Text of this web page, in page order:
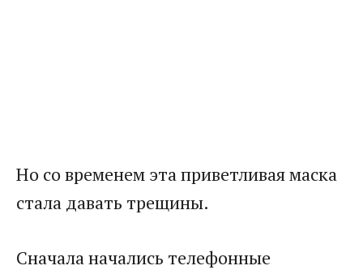
Но со временем эта приветливая маска
стала давать трещины.
Сначала начались телефонные